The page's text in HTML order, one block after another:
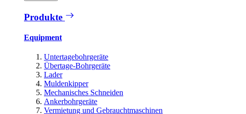
Produkte
Equipment
Untertagebohrgeräte
Übertage-Bohrgeräte
Lader
Muldenkipper
Mechanisches Schneiden
Ankerbohrgeräte
Vermietung und Gebrauchtmaschinen